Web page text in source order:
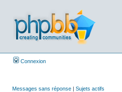
Connexion
Messages sans réponse | Sujets actifs